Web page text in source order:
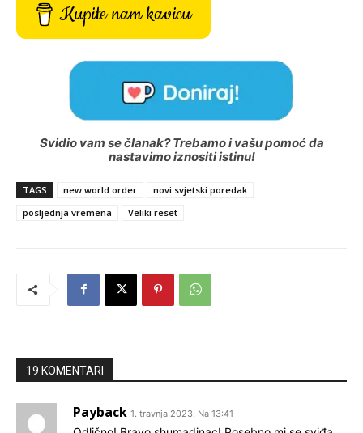
Kupite nam kavicu
Svidio vam se članak? Trebamo i vašu pomoć da
nastavimo iznositi istinu!
TAGS new world order
novi svjetski poredak
posljednja vremena
Veliki reset
19 KOMENTARI
Payback 1. travnja 2023. Na 13:41